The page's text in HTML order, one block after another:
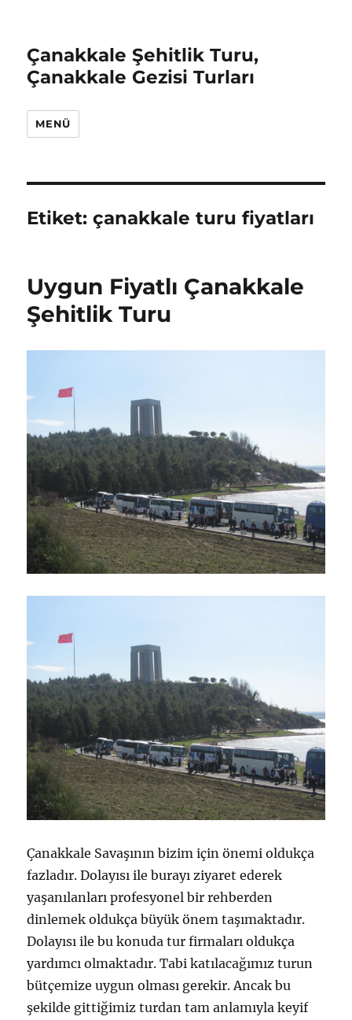
Çanakkale Şehitlik Turu,
Çanakkale Gezisi Turları
MENÜ
Etiket:çanakkale turu fiyatları
Uygun Fiyatlı Çanakkale
Şehitlik Turu
Çanakkale Savaşının bizim için önemi oldukça
fazladır. Dolayısı ile burayı ziyaret ederek
yaşanılanları profesyonel bir rehberden
dinlemek oldukça büyük önem taşımaktadır.
Dolayısı ile bu konuda tur firmaları oldukça
yardımcı olmaktadır. Tabi katılacağımız turun
bütçemize uygun olması gerekir. Ancak bu
şekilde gittiğimiz turdan tam anlamıyla keyif